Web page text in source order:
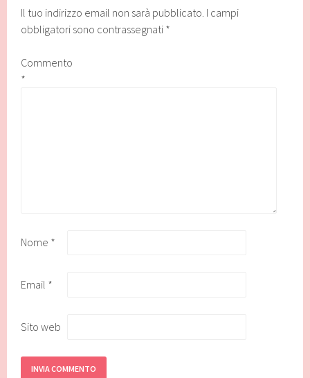
Il tuo indirizzo email non sarà pubblicato. I campi
obbligatori sono contrassegnati *
Commento
*
Nome *
Email *
Sito web